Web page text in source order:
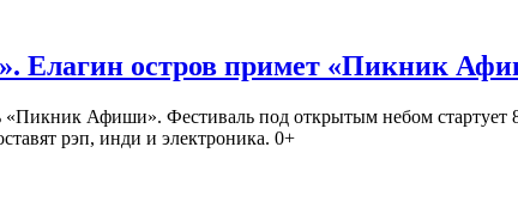
Елагин остров примет «Пикник
Афиши». Фестиваль под открытым небом стартует 8
рэп, инди и электроника. 0+